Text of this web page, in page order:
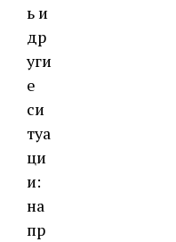
ь и
др
уги
е
си
туа
ци
и:
на
пр